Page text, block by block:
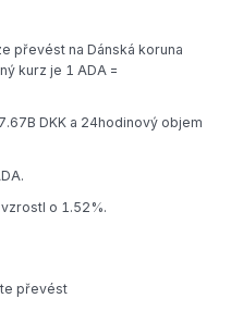
převést na Dánská koruna
kurz je 1 ADA =
DKK a 24hodinový objem
o 1.52%.
převést